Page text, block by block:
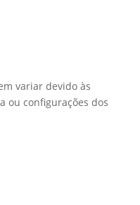
variar devido às
ou configurações dos